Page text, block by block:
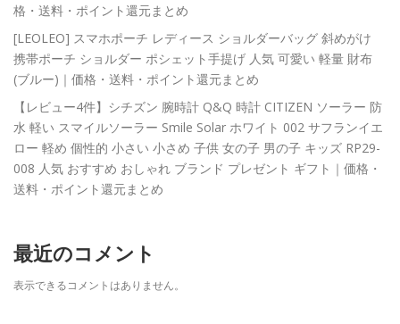
格・送料・ポイント還元まとめ
[LEOLEO] スマホポーチ レディース ショルダーバッグ 斜めがけ
携帯ポーチ ショルダー ポシェット手提げ 人気 可愛い 軽量 財布
(ブルー)｜価格・送料・ポイント還元まとめ
【レビュー4件】シチズン 腕時計 Q&Q 時計 CITIZEN ソーラー 防
水 軽い スマイルソーラー Smile Solar ホワイト 002 サフランイエ
ロー 軽め 個性的 小さい 小さめ 子供 女の子 男の子 キッズ RP29-
008 人気 おすすめ おしゃれ ブランド プレゼント ギフト｜価格・
送料・ポイント還元まとめ
最近のコメント
表示できるコメントはありません。